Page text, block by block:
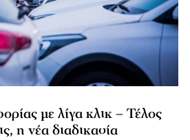
με λίγα κλικ – Τέλος
η νέα διαδικασία